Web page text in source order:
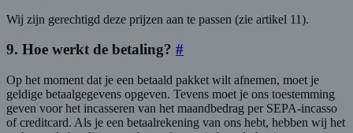
Wij zijn gerechtigd deze prijzen aan te passen (zie artikel 11).
9. Hoe werkt de betaling? #
Op het moment dat je een betaald pakket wilt afnemen, moet je
geldige betaalgegevens opgeven. Tevens moet je ons toestemming
geven voor het incasseren van het maandbedrag per SEPA-incasso
of creditcard. Als je een betaalrekening van ons hebt, hebben wij het